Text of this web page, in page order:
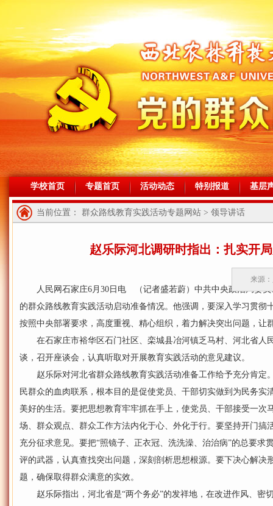
学校首页 专题首页 活动动态 特别报道 基层
当前位置： 群众路线教育实践活动专题网站 > 领导讲话
赵乐际河北调研时指出：扎实开
来源
人民网石家庄6月30日电 （记者盛若蔚）中共中央政治局委员
的群众路线教育实践活动启动准备情况。他强调，要深入学习贯彻
按照中央部署要求，高度重视、精心组织，着力解决突出问题，让
在石家庄市裕华区石门社区、栾城县冶河镇乏马村、河北省人
谈，召开座谈会，认真听取对开展教育实践活动的意见建议。
赵乐际对河北省群众路线教育实践活动准备工作给予充分肯定
民群众的血肉联系，根本目的是促使党员、干部切实做到为民务实
美好的生活。要把思想教育牢牢抓在手上，使党员、干部接受一次
场、群众观点、群众工作方法内化于心、外化于行。要坚持开门搞
充分征求意见。要把“照镜子、正衣冠、洗洗澡、治治病”的总要求
评的武器，认真查找突出问题，深刻剖析思想根源。要下决心解决
题，确保取得群众满意的实效。
赵乐际指出，河北省是“两个务必”的发祥地，在改进作风、密